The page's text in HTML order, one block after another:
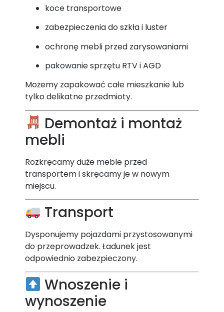
koce transportowe
zabezpieczenia do szkła i luster
ochronę mebli przed zarysowaniami
pakowanie sprzętu RTV i AGD
Możemy zapakować całe mieszkanie lub
tylko delikatne przedmioty.
Demontaż i montaż
mebli
Rozkręcamy duże meble przed
transportem i skręcamy je w nowym
miejscu.
Transport
Dysponujemy pojazdami przystosowanymi
do przeprowadzek. Ładunek jest
odpowiednio zabezpieczony.
Wnoszenie i
wynoszenie